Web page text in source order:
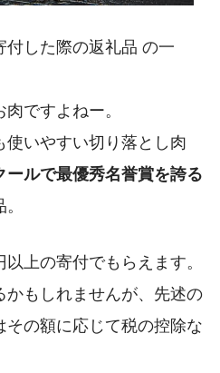
付した際の返礼品 の一
ですよねー。
使いやすい切り落とし肉
ールで最優秀名誉賞を誇る
上の寄付でもらえます。
もしれませんが、先述の
の額に応じて税の控除な